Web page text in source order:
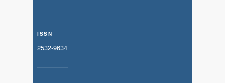
ISSN
2532-9634